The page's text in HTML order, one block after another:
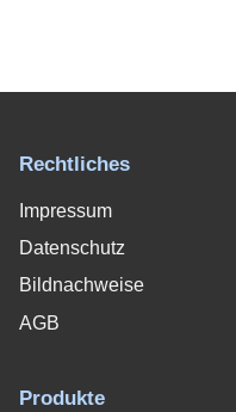
Rechtliches
Impressum
Datenschutz
Bildnachweise
AGB
Produkte